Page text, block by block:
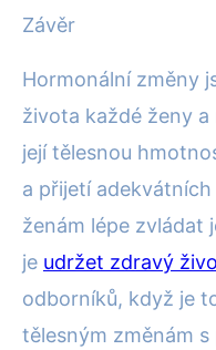
Závěr
Hormonální změny
života každé ženy
její tělesnou
a přijetí
ženám lépe zvládat
je udržet zdravý
odborníků, když je
tělesným změnám